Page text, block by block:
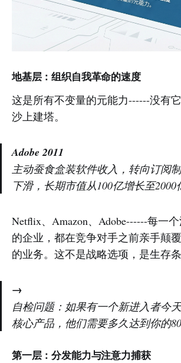
地基层：组织自我革命的速度
这是所有不变量的元能力------没有
沙上建塔。
Adobe 2011
主动蚕食盒装软件收入，转向订阅
下滑，长期市值从100亿增长至2000
Netflix、Amazon、Adobe------每一
的企业，都在竞争对手之前亲手颠
的业务。这不是战略选项，是生存条
→
自检问题：如果有一个新进入者今
核心产品，他们需要多久达到你的
第一层：分发能力与注意力捕获